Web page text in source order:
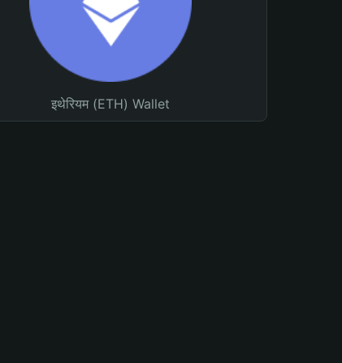
इथेरियम (ETH) Wallet